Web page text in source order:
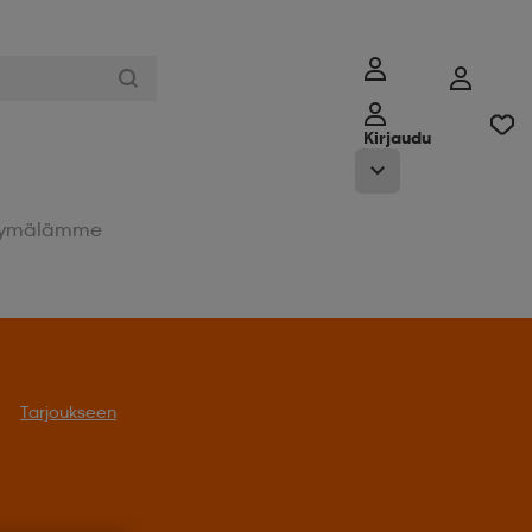
Kirjaudu
Tarjoukseen